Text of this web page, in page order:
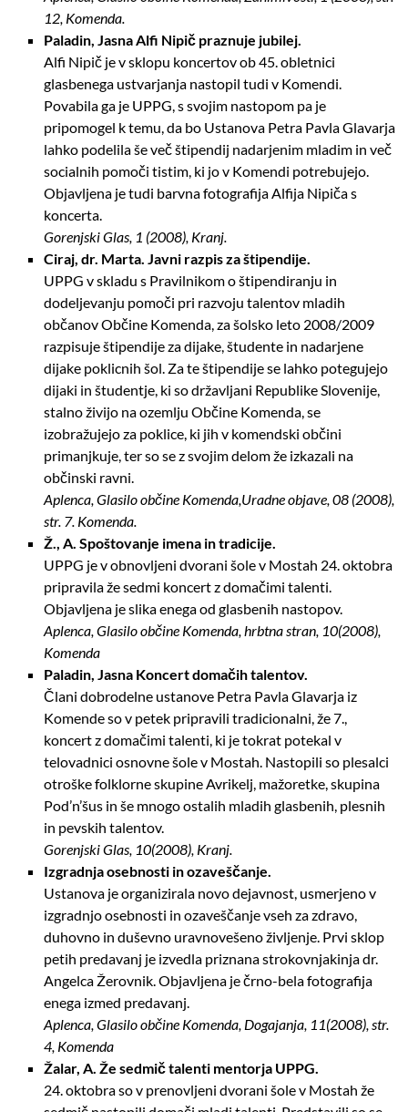
12, Komenda.
Paladin, Jasna Alfi Nipič praznuje jubilej.
Alfi Nipič je v sklopu koncertov ob 45. obletnici
glasbenega ustvarjanja nastopil tudi v Komendi.
Povabila ga je UPPG, s svojim nastopom pa je
pripomogel k temu, da bo Ustanova Petra Pavla Glavarja
lahko podelila še več štipendij nadarjenim mladim in več
socialnih pomoči tistim, ki jo v Komendi potrebujejo.
Objavljena je tudi barvna fotografija Alfija Nipiča s
koncerta.
Gorenjski Glas, 1 (2008), Kranj.
Ciraj, dr. Marta. Javni razpis za štipendije.
UPPG v skladu s Pravilnikom o štipendiranju in
dodeljevanju pomoči pri razvoju talentov mladih
občanov Občine Komenda, za šolsko leto 2008/2009
razpisuje štipendije za dijake, študente in nadarjene
dijake poklicnih šol. Za te štipendije se lahko potegujejo
dijaki in študentje, ki so državljani Republike Slovenije,
stalno živijo na ozemlju Občine Komenda, se
izobražujejo za poklice, ki jih v komendski občini
primanjkuje, ter so se z svojim delom že izkazali na
občinski ravni.
Aplenca, Glasilo občine Komenda,Uradne objave, 08 (2008),
str. 7. Komenda.
Ž., A. Spoštovanje imena in tradicije.
UPPG je v obnovljeni dvorani šole v Mostah 24. oktobra
pripravila že sedmi koncert z domačimi talenti.
Objavljena je slika enega od glasbenih nastopov.
Aplenca, Glasilo občine Komenda, hrbtna stran, 10(2008),
Komenda
Paladin, Jasna Koncert domačih talentov.
Člani dobrodelne ustanove Petra Pavla Glavarja iz
Komende so v petek pripravili tradicionalni, že 7.,
koncert z domačimi talenti, ki je tokrat potekal v
telovadnici osnovne šole v Mostah. Nastopili so plesalci
otroške folklorne skupine Avrikelj, mažoretke, skupina
Pod’n’šus in še mnogo ostalih mladih glasbenih, plesnih
in pevskih talentov.
Gorenjski Glas, 10(2008), Kranj.
Izgradnja osebnosti in ozaveščanje.
Ustanova je organizirala novo dejavnost, usmerjeno v
izgradnjo osebnosti in ozaveščanje vseh za zdravo,
duhovno in duševno uravnovešeno življenje. Prvi sklop
petih predavanj je izvedla priznana strokovnjakinja dr.
Angelca Žerovnik. Objavljena je črno-bela fotografija
enega izmed predavanj.
Aplenca, Glasilo občine Komenda, Dogajanja, 11(2008), str.
4, Komenda
Žalar, A. Že sedmič talenti mentorja UPPG.
24. oktobra so v prenovljeni dvorani šole v Mostah že